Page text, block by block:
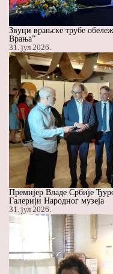
Звуци врањске трубе
Врања”
31. јул 2026.
Премијер Владе Србије
Галерији Народног музеја
31. јул 2026.